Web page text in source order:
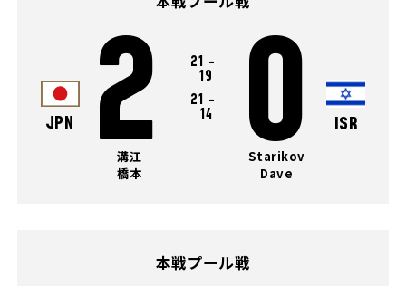
JPN 2 21 -
19
21 -
14
0 ISR
溝江
橋本
Starikov
Dave
本戦プール戦